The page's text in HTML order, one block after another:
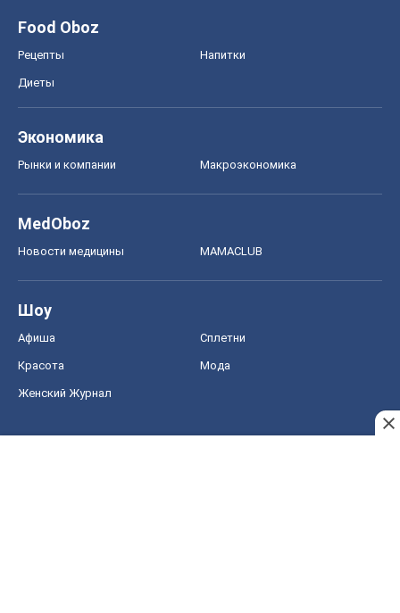
Food Oboz
Рецепты Напитки
Диеты
Экономика
Рынки и компании Mакроэкономика
MedOboz
Новости медицины MAMACLUB
Шоу
Афиша Сплетни
Красота Мода
Женский Журнал